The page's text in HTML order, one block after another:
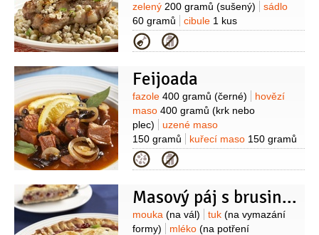
zelený 200 gramů (sušený)
sádlo
60 gramů
cibule 1 kus
(střední)
4 stroužky
kmín1 špetka
pepř
Kategorie
Feijoada
Suroviny
fazole 400 gramů (černé)
hovězí
maso 400 gramů (krk nebo
plec)
uzené maso
150 gramů
kuřecí maso 150 gramů
(stehno)
(vepřová)
rajčata
sladké brambory1 kus
chayote čajot
1 kus
(lze ji nahradit kedlubnou)
Kategorie
Masový páj s brusinkami
Suroviny
mouka (na vál) tuk (na vymazání
formy)
mléko (na potření